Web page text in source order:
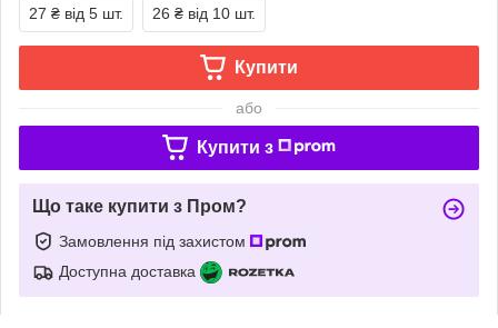
27 ₴ від 5 шт. 26 ₴ від 10 шт.
Купити
або
Купити з
Що таке купити з Пром?
Замовлення під захистом
Доступна доставка